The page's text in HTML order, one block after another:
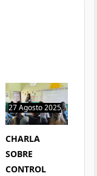
27 Agosto 2025
1 hit
CHARLA
SOBRE
CONTROL